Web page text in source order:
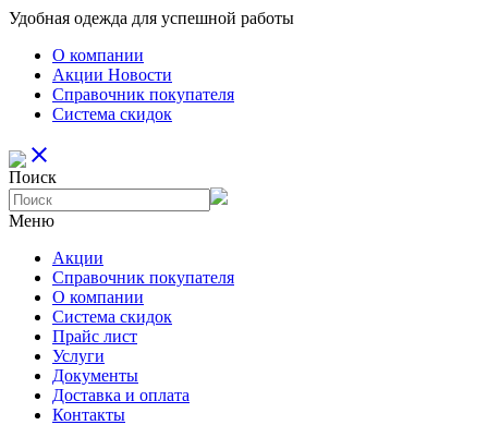
Удобная одежда для успешной работы
О компании
Aкции Новости
Справочник покупателя
Система скидок
close
Поиск
Меню
Aкции
Справочник покупателя
О компании
Система скидок
Прайс лист
Услуги
Документы
Доставка и оплата
Контакты